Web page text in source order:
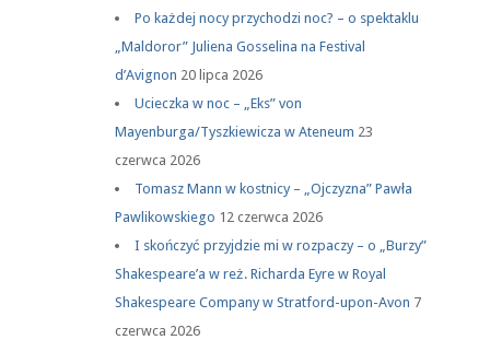
Po każdej nocy przychodzi noc? – o spektaklu
„Maldoror” Juliena Gosselina na Festival
d’Avignon 20 lipca 2026
Ucieczka w noc – „Eks” von
Mayenburga/Tyszkiewicza w Ateneum 23
czerwca 2026
Tomasz Mann w kostnicy – „Ojczyzna” Pawła
Pawlikowskiego 12 czerwca 2026
I skończyć przyjdzie mi w rozpaczy – o „Burzy”
Shakespeare’a w reż. Richarda Eyre w Royal
Shakespeare Company w Stratford-upon-Avon 7
czerwca 2026